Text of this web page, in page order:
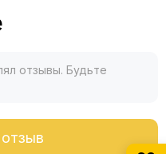
отзывы. Будьте